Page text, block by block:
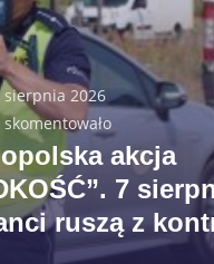
sierpnia 2026
akcja
7
ruszą z